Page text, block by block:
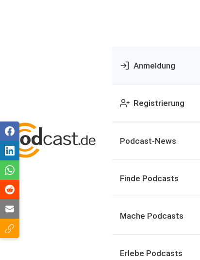
Anmeldung
Registrierung
Podcast-News
Finde Podcasts
Mache Podcasts
Erlebe Podcasts